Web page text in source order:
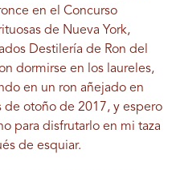
en el Concurso
de Nueva York,
Destilería de Ron del
dormirse en los laureles,
en un ron añejado en
de otoño de 2017, y espero
para disfrutarlo en mi taza
de esquiar.